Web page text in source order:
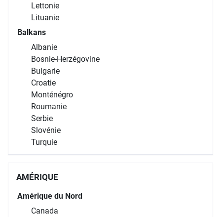
Lettonie
Lituanie
Balkans
Albanie
Bosnie-Herzégovine
Bulgarie
Croatie
Monténégro
Roumanie
Serbie
Slovénie
Turquie
AMÉRIQUE
Amérique du Nord
Canada